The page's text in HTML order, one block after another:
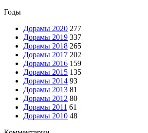
Годы
Дорамы 2020 277
Дорамы 2019 337
Дорамы 2018 265
Дорамы 2017 202
Дорамы 2016 159
Дорамы 2015 135
Дорамы 2014 93
Дорамы 2013 81
Дорамы 2012 80
Дорамы 2011 61
Дорамы 2010 48